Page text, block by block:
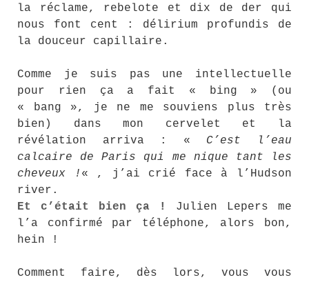
la réclame, rebelote et dix de der qui
nous font cent : délirium profundis de
la douceur capillaire.
Comme je suis pas une intellectuelle
pour rien ça a fait « bing » (ou
« bang », je ne me souviens plus très
bien) dans mon cervelet et la
révélation arriva : « C’est l’eau
calcaire de Paris qui me nique tant les
cheveux ! « , j’ai crié face à l’Hudson
river.
Et c’était bien ça !
Julien Lepers me
l’a confirmé par téléphone, alors bon,
hein !
Comment faire, dès lors, vous vous